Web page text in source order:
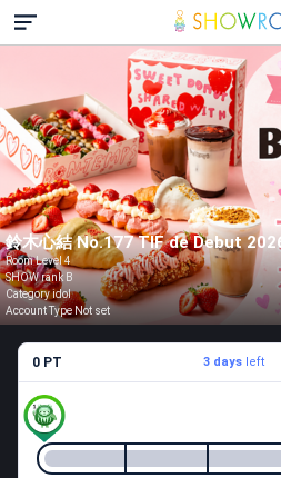
鈴木心結 No.177 TIF de Debut
Room Level 4
SHOW rank B
Category idol
Account Type Not set
0 PT 3 daysleft